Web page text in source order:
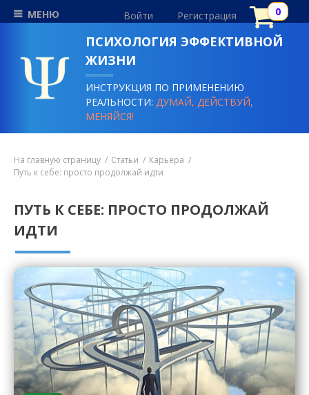
МЕНЮ Войти Регистрация
ПСИХОЛОГИЯ ЭФФЕКТИВНОЙ
ЖИЗНИ
ИНСТРУКЦИЯ ПО ПРИМЕНЕНИЮ
РЕАЛЬНОСТИ:ДУМАЙ, ДЕЙСТВУЙ,
МЕНЯЙСЯ!
На главную страницу Статьи
Карьера
Путь к себе: просто продолжай идти
ПУТЬ К СЕБЕ: ПРОСТО ПРОДОЛЖАЙ
ИДТИ